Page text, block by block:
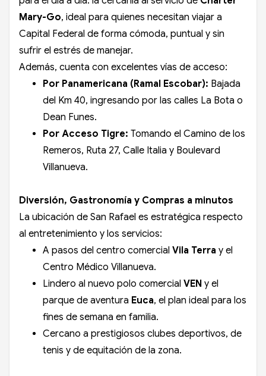
Mary-Go, ideal para quienes necesitan viajar a
Capital Federal de forma cómoda, puntual y sin
sufrir el estrés de manejar.
Además, cuenta con excelentes vías de acceso:
Por Panamericana (Ramal Escobar): Bajada
del Km 40, ingresando por las calles La Bota o
Dean Funes.
Por Acceso Tigre: Tomando el Camino de los
Remeros, Ruta 27, Calle Italia y Boulevard
Villanueva.
Diversión, Gastronomía y Compras a minutos
La ubicación de San Rafael es estratégica respecto
al entretenimiento y los servicios:
A pasos del centro comercial Vila Terra y el
Centro Médico Villanueva.
Lindero al nuevo polo comercial VEN y el
parque de aventura Euca, el plan ideal para los
fines de semana en familia.
Cercano a prestigiosos clubes deportivos, de
tenis y de equitación de la zona.